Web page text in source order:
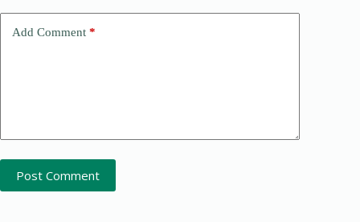
Add Comment *
Post Comment